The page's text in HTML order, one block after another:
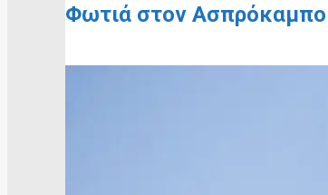
Φωτιά στον